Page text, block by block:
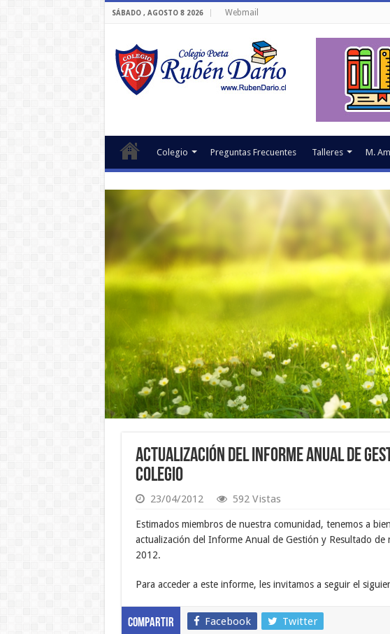
SÁBADO , AGOSTO 8 2026 Webmail
Colegio Preguntas Frecuentes Talleres M.
Actualización del Informe Anual de
Colegio
23/04/2012 592 Vistas
Estimados miembros de nuestra comunidad, tenemos a
actualización del Informe Anual de Gestión y Resultado
2012.
Para acceder a este informe, les invitamos a seguir el
Compartir Facebook Twitter